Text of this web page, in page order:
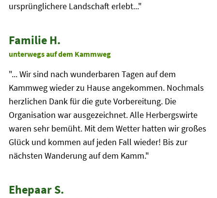
ursprünglichere Landschaft erlebt..."
Familie H.
unterwegs auf dem Kammweg
"... Wir sind nach wunderbaren Tagen auf dem
Kammweg wieder zu Hause angekommen. Nochmals
herzlichen Dank für die gute Vorbereitung. Die
Organisation war ausgezeichnet. Alle Herbergswirte
waren sehr bemüht. Mit dem Wetter hatten wir großes
Glück und kommen auf jeden Fall wieder! Bis zur
nächsten Wanderung auf dem Kamm."
Ehepaar S.